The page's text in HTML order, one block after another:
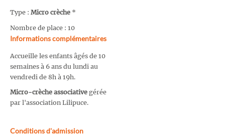
Type : Micro crèche *
Nombre de place : 10
Informations complémentaires
Accueille les enfants âgés de 10
semaines à 6 ans du lundi au
vendredi de 8h à 19h.
Micro-crèche associative gérée
par l'association Lilipuce.
Conditions d'admission